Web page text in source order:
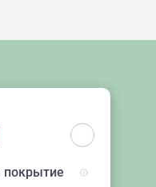
покрытие